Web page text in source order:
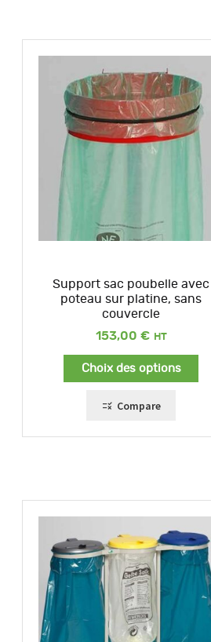
Support sac poubelle avec
poteau sur platine, sans
couvercle
153,00 €
Choix des options
Compare